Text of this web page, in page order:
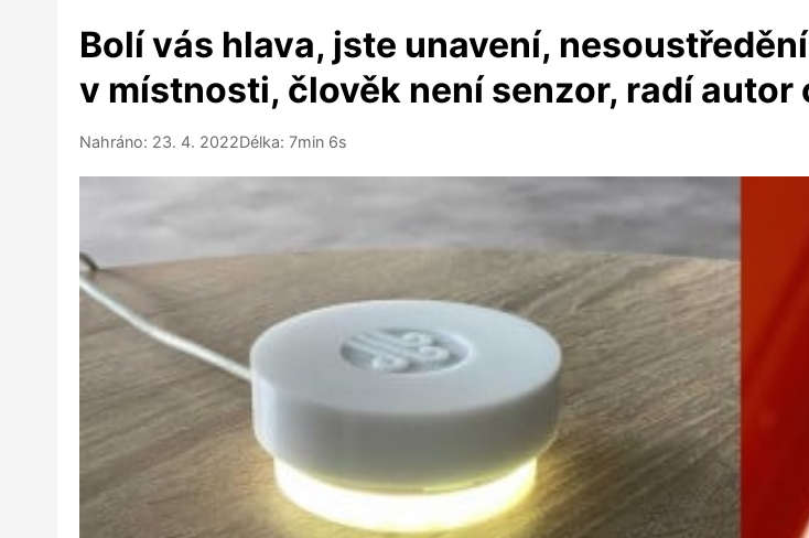
Bolí vás hlava, jste unavení,
v místnosti, člověk není senzor, radí
Nahráno: 23. 4. 2022Délka: 7min 6s